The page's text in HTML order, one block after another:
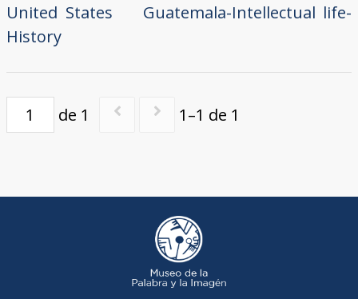
United States
Guatemala-Intellectual life-
History
de 1 1–1 de 1